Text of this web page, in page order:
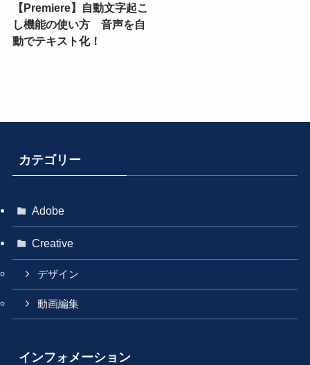
【Premiere】自動文字起こ
し機能の使い方 音声を自
動でテキスト化！
カテゴリー
Adobe
Creative
デザイン
動画編集
インフォメーション